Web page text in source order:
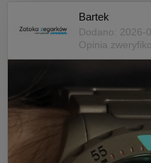
Bartek
Dodano: 2026-
Opinia